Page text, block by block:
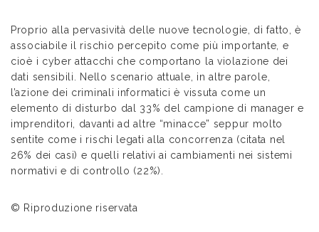
Proprio alla pervasività delle nuove tecnologie, di fatto, è
associabile il rischio percepito come più importante, e
cioè i cyber attacchi che comportano la violazione dei
dati sensibili. Nello scenario attuale, in altre parole,
l’azione dei criminali informatici è vissuta come un
elemento di disturbo dal 33% del campione di manager e
imprenditori, davanti ad altre “minacce” seppur molto
sentite come i rischi legati alla concorrenza (citata nel
26% dei casi) e quelli relativi ai cambiamenti nei sistemi
normativi e di controllo (22%).
© Riproduzione riservata